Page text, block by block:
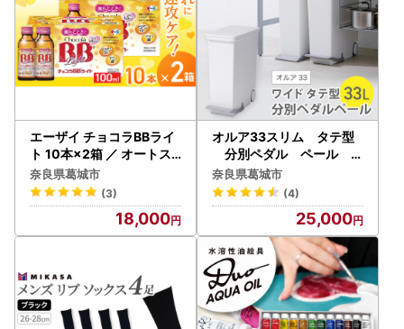
エーザイ チョコラBBライ
ト 10本×2箱 ／ オートス
ナック 指定医薬部外品 栄
養ドリンク 栄養補給 疲労
回復 予防 肌荒れ 乾燥 食欲
不振 マザーズセレクショ
ン大賞 奈良県 葛城市【aut
奈良県葛城市
(3)
18,000
オルア33スリム タテ型
分別ペダル ペール L
BD-14／ライクイット li
ke-it オシャレ ゴミ箱
日本製【like005A】
奈良県葛城市
(4)
25,000